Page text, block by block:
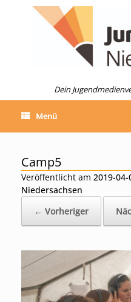
Dein
Menü
Camp5
Veröffentlicht am 2019-04-
Niedersachsen
← Vorheriger